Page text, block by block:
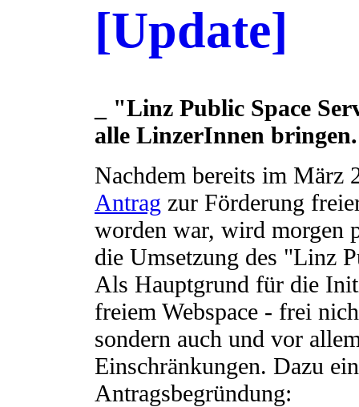
[Update]
_ "Linz Public Space
alle LinzerInnen bringen.
Nachdem bereits im März
Antrag zur Förderung
worden war, wird morgen
die Umsetzung des "Linz
Als Hauptgrund für die
freiem Webspace - frei
sondern auch und vor
Einschränkungen. Dazu
Antragsbegründung: